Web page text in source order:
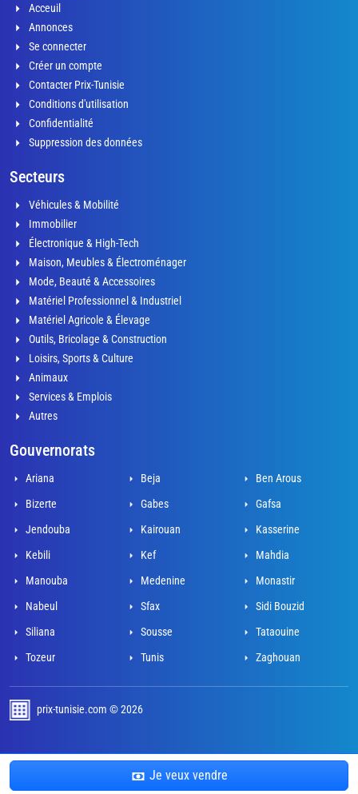
Je veux vendre
Acceuil
Annonces
Se connecter
Créer un compte
Contacter Prix-Tunisie
Conditions d'utilisation
Confidentialité
Suppression des données
Secteurs
Véhicules & Mobilité
Immobilier
Électronique & High-Tech
Maison, Meubles & Électroménager
Mode, Beauté & Accessoires
Matériel Professionnel & Industriel
Matériel Agricole & Élevage
Outils, Bricolage & Construction
Loisirs, Sports & Culture
Animaux
Services & Emplois
Autres
Gouvernorats
Ariana Beja
Ben Arous
Bizerte
Gabes
Gafsa
Jendouba
Kairouan
Kasserine
Kebili
Kef
Mahdia
Manouba
Medenine
Monastir
Nabeul
Sfax
Sidi Bouzid
Siliana
Sousse
Tataouine
Tozeur
Tunis Zaghouan
prix-tunisie.com © 2026